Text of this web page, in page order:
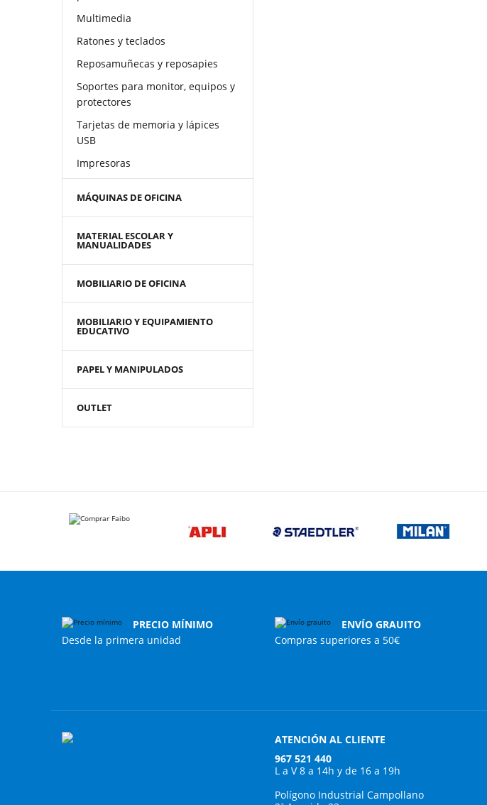
Multimedia
Ratones y teclados
Reposamuñecas y reposapies
Soportes para monitor, equipos y
protectores
Tarjetas de memoria y lápices
USB
Impresoras
MÁQUINAS DE OFICINA
MATERIAL ESCOLAR Y
MANUALIDADES
MOBILIARIO DE OFICINA
MOBILIARIO Y EQUIPAMIENTO
EDUCATIVO
PAPEL Y MANIPULADOS
OUTLET
PRECIO MÍNIMO
Desde la primera unidad
ENVÍO GRAUITO
Compras superiores a 50€
ATENCIÓN AL CLIENTE
967 521 440
L a V 8 a 14h y de 16 a 19h
Polígono Industrial Campollano